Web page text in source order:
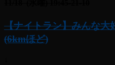
【ナイトラン】みんな大
(6kmほど)